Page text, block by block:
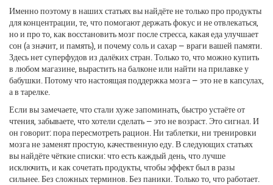
Именно поэтому в наших статьях вы найдёте не только пропродукты
для концентрации те, что помогают держать фокус и не отвлекаться
но и про то, как восстановить мозг после стресса, какая еда улучшает
сон (а значит, и память), и почему соль и сахар — враги вашей памяти.
Здесь нет суперфудов из далёких стран. Только то, что можно купить
в любом магазине, вырастить на балконе или найти на прилавке у
бабушки. Потому что настоящая поддержка мозга — это не в капсулах,
а в тарелке.
Если вы замечаете, что стали хуже запоминать, быстро устаёте от
чтения, забываете, что хотели сделать — это не возраст. Это сигнал. И
он говорит: пора пересмотреть рацион. Ни таблетки, ни тренировки
мозга не заменят простую, качественную еду. В следующих статьях
вы найдёте чёткие списки: что есть каждый день, что лучше
исключить, и как сочетать продукты, чтобы эффект был в разы
сильнее. Без сложных терминов. Без паники. Только то, что работает.